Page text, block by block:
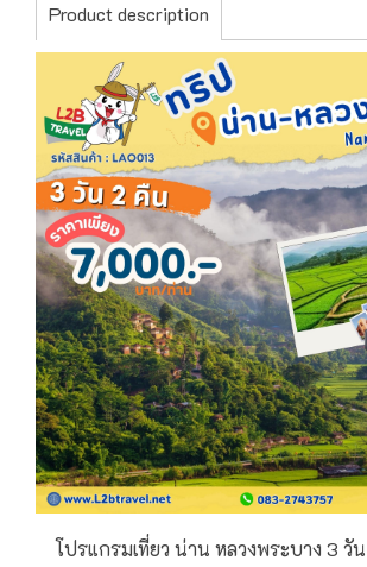
Product description
โปรแกรมเที่ยว น่าน หลวงพระบาง 3 วั